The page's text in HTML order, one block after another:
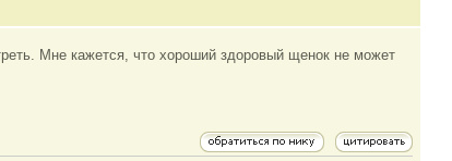
Мне кажется, что хороший здоровый щенок не может